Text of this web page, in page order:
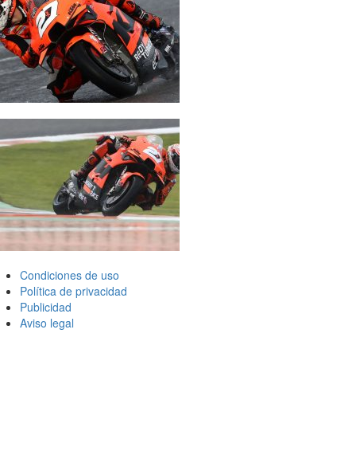
Condiciones de uso
Política de privacidad
Publicidad
Aviso legal